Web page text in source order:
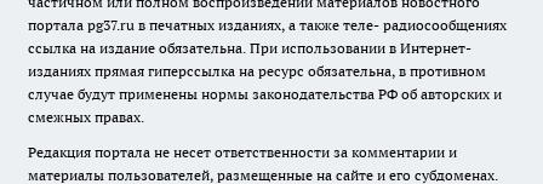
портала pg37.ru в печатных изданиях, а также теле- радиосообщениях
ссылка на издание обязательна. При использовании в Интернет-
изданиях прямая гиперссылка на ресурс обязательна, в противном
случае будут применены нормы законодательства РФ об авторских и
смежных правах.
Редакция портала не несет ответственности за комментарии и
материалы пользователей, размещенные на сайте и его субдоменах.